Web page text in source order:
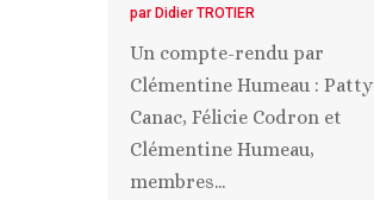
par Didier TROTIER
Un compte-rendu par
Clémentine Humeau : Patty
Canac, Félicie Codron et
Clémentine Humeau,
membres...